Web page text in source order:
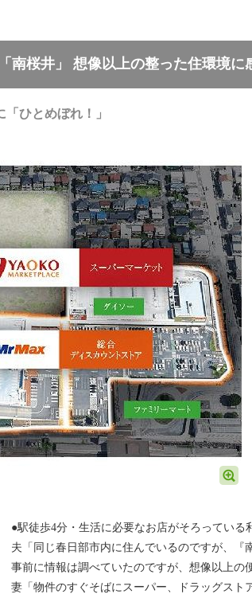
南桜井」 想像以上の整った住環境に
ひとめぼれ！」
●駅徒歩4分・生活に必要なお店がそろっている
夫「同じ春日部市内に住んでいるのですが、『
事前に情報は調べていたのですが、想像以上の
妻「物件のすぐそばにスーパー、ドラッグス